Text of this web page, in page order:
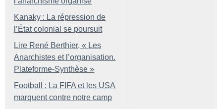
Kanaky : La répression de
l’État colonial se poursuit
Lire René Berthier, « Les
Anarchistes et l’organisation.
Plateforme-Synthèse »
Football : La FIFA et les USA
marquent contre notre camp